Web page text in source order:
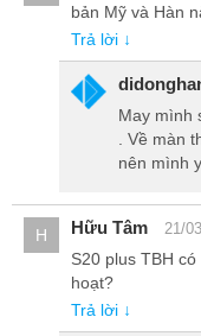
Galaxy S20 Plus
viền, trải nghiệm
So với Samsung
hình của Samsung
Dynamic AMOLED 2X
tiết cao và sống động.
Xem thêm: Samsung
bản Mỹ và Hàn
Trả lời ↓
May mình
. Về màn
nên mình
H Hữu Tâm 21/
S20 plus TBH
hoạt?
Trả lời ↓